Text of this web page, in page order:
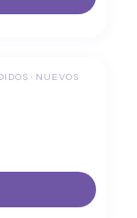
· NUEVOS